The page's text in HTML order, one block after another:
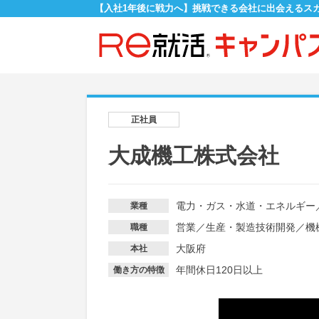
【入社1年後に戦力へ】挑戦できる会社に出会えるス
正社員
大成機工株式会社
業種 電力・ガス・水道・エネルギー
職種 営業／生産・製造技術開発 ／機
本社 大阪府
働き方の特徴 年間休日120日以上